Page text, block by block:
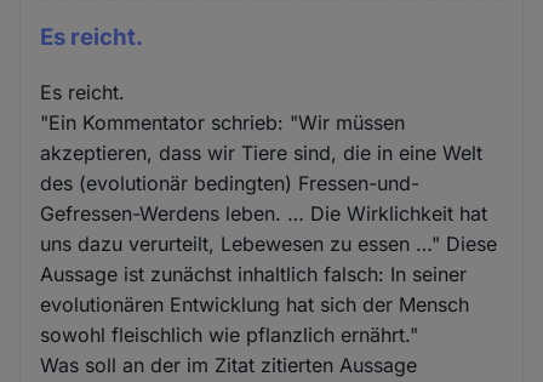
Es reicht.
Es reicht.
"Ein Kommentator schrieb: "Wir müssen
akzeptieren, dass wir Tiere sind, die in eine Welt
des (evolutionär bedingten) Fressen-und-
Gefressen-Werdens leben. … Die Wirklichkeit hat
uns dazu verurteilt, Lebewesen zu essen …" Diese
Aussage ist zunächst inhaltlich falsch: In seiner
evolutionären Entwicklung hat sich der Mensch
sowohl fleischlich wie pflanzlich ernährt."
Was soll an der im Zitat zitierten Aussage